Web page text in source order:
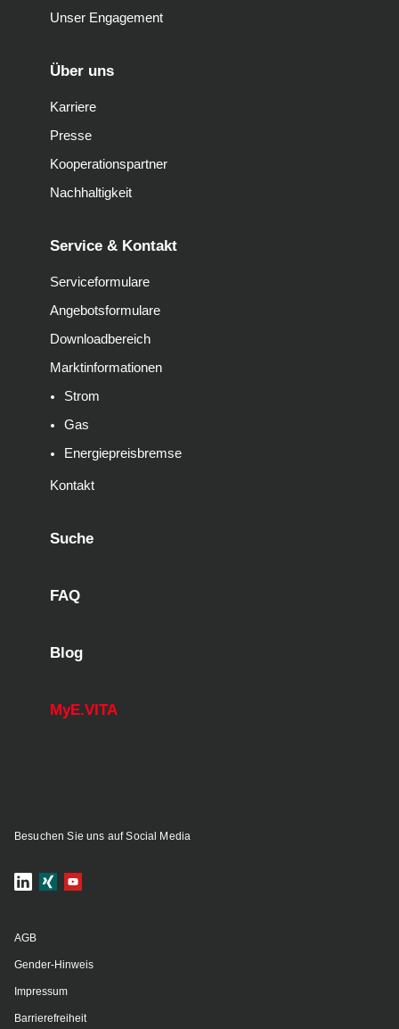
Unser Engagement
Über uns
Karriere
Presse
Kooperationspartner
Nachhaltigkeit
Service & Kontakt
Serviceformulare
Angebotsformulare
Downloadbereich
Marktinformationen
Strom
Gas
Energiepreisbremse
Kontakt
Suche
FAQ
Blog
MyE.VITA
Besuchen Sie uns auf Social Media
AGB
Gender-Hinweis
Impressum
Barrierefreiheit